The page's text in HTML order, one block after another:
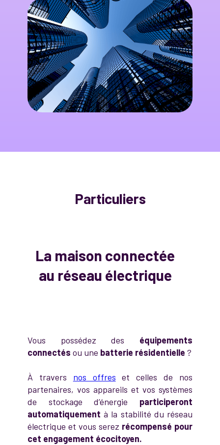
Particuliers
La maison connectée
au réseau électrique
Vous possédez des équipements
connectés ou une batterie résidentielle ?
À travers nos offres et celles de nos
partenaires, vos appareils et vos systèmes
de stockage d’énergie participeront
automatiquementà la stabilité du réseau
électrique et vous serez récompensé pour
cet engagement écocitoyen.